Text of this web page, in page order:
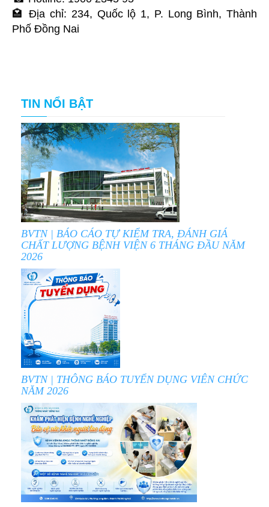
🏩 Địa chỉ: 234, Quốc lộ 1, P. Long Bình, Thành
Phố Đồng Nai
TIN NỔI BẬT
BVTN | BÁO CÁO TỰ KIỂM TRA, ĐÁNH GIÁ
CHẤT LƯỢNG BỆNH VIỆN 6 THÁNG ĐẦU NĂM
2026
BVTN | THÔNG BÁO TUYỂN DỤNG VIÊN CHỨC
NĂM 2026